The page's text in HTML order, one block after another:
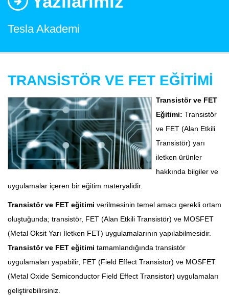
Tesla Akademi
TRANSİSTÖR VE FET EĞİTİMİ
Transistör ve FET
Eğitimi: Transistör
ve FET (Alan Etkili
Transistör) yarı
iletken ürünler
hakkında bilgiler ve
uygulamalar içeren bir eğitim materyalidir.
Transistör ve FET eğitimi verilmesinin temel amacı gerekli ortam
oluştuğunda; transistör, FET (Alan Etkili Transistör) ve MOSFET
(Metal Oksit Yarı İletken FET) uygulamalarının yapılabilmesidir.
Transistör ve FET eğitimi tamamlandığında transistör
uygulamaları yapabilir, FET (Field Effect Transistor) ve MOSFET
(Metal Oxide Semiconductor Field Effect Transistor) uygulamaları
geliştirebilirsiniz.